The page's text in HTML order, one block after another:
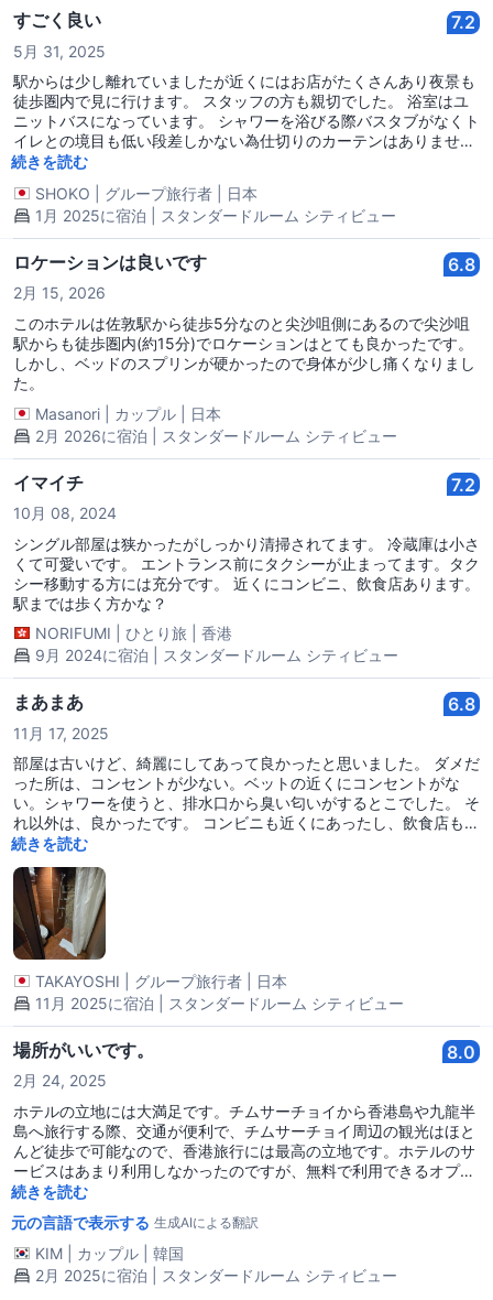
茶、ミルクなど数個、湯沸かし器(水は別途自分で用意) 無し：カミ
ソリ、歯ブラシ、スリッパ ※ただし、スリッパは他の部屋に泊まっ
た方に聞くとあるとのことで、1ついただきました。紙スリッパの
簡単なものです。 3.部屋の清掃 ⇨基本、宿泊毎日してくれてます。
ベッドのクリーニング、バスタオル補填、ゴミ捨て、洗面所の清
掃、使用したコップの清掃。 過ごす分には気になる点はありません
でした。 清掃不要でしたら、部屋の入口ドアノブに″Don't Disturb″
の札を掲げておけば大丈夫です。 4.トイレ ⇨ウォシュレットはあり
ません。(基本、香港のトイレにはよほどの高級ではない限り無い
のかと。) トイレットペーパーは2つありますが、座った横の壁でな
く、便座背面の壁についてたので、やや取りにくい程度です。 水は
便座背面のボタンを押すことで流れる仕組み。水の量が弱めなので
何度かプッシュして流したほうが良いかも？と思いました。 5.浴
槽、洗面所 ⇨香港の安い宿だと、浴槽シャワーとトイレが分かれて
なく一体のところがあると聞いてましたのでここが気がかりでし
られるので日本のユニットバスとほぼ変わりませんでした。 シャワ
ーの水圧は強くてお湯もすぐ出ます。結構熱い温度まで出ますので
シャワーする分には不便はありません。 洗面所スペースは、やや狭
い印象。歯ブラシとカミソリ(持参)とコップを置いたらスペースが
埋まってしまいます。 泊まった部屋の洗面の下あたりから少し水漏
れはありました。 6.冷蔵庫、TV ⇨有り。冷蔵庫は小さく、冷蔵も弱
めなので本格的にはあまり使えません。ペットボトルの飲料を入れ
えます。放送も現地のものが入ります。私は使いませんでしたが、
設定すればスマホとリンクして映像を見たりもできるかと。 7.セキ
ュリティ、インターネット・無線Wi-Fi、電気関係 ⇨部屋の鍵はカー
ド式。2枚いただけました。 金庫は小さめ(財布が入る程度)が1つあ
り。 無線Wi-Fiパスワードはいただいたカードのケースに記載あ
り。インターネットのつながりも電波感度も快適です。 部屋の電気
は、入口のカードホルダに挿し込むと点灯する形。ですが、おそら
く部屋の照明だけで、空調とコンセント電源は刺さなくても使えて
たと思います。 7.空調 ⇨香港は蒸し暑いので(訪れたのは4月)、クー
ラーをつけてました。ただ、つけっぱなしで在室するとかなり冷え
空調の効き方は心配なくめっちゃ効きます。 8.エレベーター ⇨2機
あり、エレベーターに乗ったら階を押すボタンの下に、部屋の電子
カードをかざしてボタンを操作する方法になります。カードの反応
が渋めだったので、センサーにしっかりくっつけて反応させます。
総じて、フロントの方は親切に明るく対応いただけて、わたしは片
言の英語ですが理解していただけますしとても良かったです。 立地
の面では、繁華街からはやや離れてますが、駅まで歩けなくはない
です。ロケーションにはあまり期待はしないほうが良いでしょう。
初めての香港旅で快適に３日間ありがとうございました！！またの
機会にも利用させていただきたいです。
すごく良い 7.2
5月 31, 2025
駅からは少し離れていましたが近くにはお店がたくさんあり夜景も
徒歩圏内で見に行けます。 スタッフの方も親切でした。 浴室はユ
ニットバスになっています。 シャワーを浴びる際バスタブがなくト
イレとの境目も低い段差しかない為仕切りのカーテンはありません
が床が濡れますのでそこさえ我慢すれば良いホテルかなと思いまし
続きを読む
SHOKO
グループ旅行者
日本
1月 2025に宿泊 | スタンダードルーム シティビュー
ロケーションは良いです 6.8
2月 15, 2026
このホテルは佐敦駅から徒歩5分なのと尖沙咀側にあるので尖沙咀
駅からも徒歩圏内(約15分)でロケーションはとても良かったです。
しかし、ベッドのスプリンが硬かったので身体が少し痛くなりまし
た。
Masanori
カップル
日本
2月 2026に宿泊 | スタンダードルーム シティビュー
イマイチ 7.2
10月 08, 2024
シングル部屋は狭かったがしっかり清掃されてます。 冷蔵庫は小さ
くて可愛いです。 エントランス前にタクシーが止まってます。タク
シー移動する方には充分です。 近くにコンビニ、飲食店あります。
駅までは歩く方かな？
NORIFUMI
ひとり旅
香港
9月 2024に宿泊 | スタンダードルーム シティビュー
まあまあ 6.8
11月 17, 2025
部屋は古いけど、綺麗にしてあって良かったと思いました。 ダメだ
った所は、コンセントが少ない。ベットの近くにコンセントがな
い。シャワーを使うと、排水口から臭い匂いがするとこでした。 そ
れ以外は、良かったです。 コンビニも近くにあったし、飲食店も近
くにたくさんあった。
続きを読む
TAKAYOSHI グループ旅行者
日本
11月 2025に宿泊 | スタンダードルーム シティビュー
場所がいいです。 8.0
2月 24, 2025
ホテルの立地には大満足です。チムサーチョイから香港島や九龍半
島へ旅行する際、交通が便利で、チムサーチョイ周辺の観光はほと
んど徒歩で可能なので、香港旅行には最高の立地です。ホテルのサ
ービスはあまり利用しなかったのですが、無料で利用できるオプシ
ョンはあまりありませんでした。ホテルにチェックイン時間より早
く到着した際、すでに部屋の準備が整っていたので、追加料金なし
で早めに部屋を使えたことに感謝しました。香港はエアコンに暖房
機能がないので、暖房を入れてもエアコンが作動するだけで、逆に
寒くなるので注意してください。冬の夜は少し寒く感じますが、追
加料金なしで追加の毛布を利用できたのは良かったです。寝具や客
続きを読む
元の言語で表示する 生成AIによる翻訳
KIM カップル
韓国
2月 2025に宿泊 | スタンダードルーム シティビュー